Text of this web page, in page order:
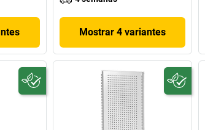
Mostrar 4 variantes